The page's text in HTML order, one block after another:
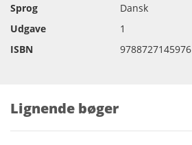
Sprog
Dansk
Udgave
1
ISBN
9788727145976
Lignende bøger